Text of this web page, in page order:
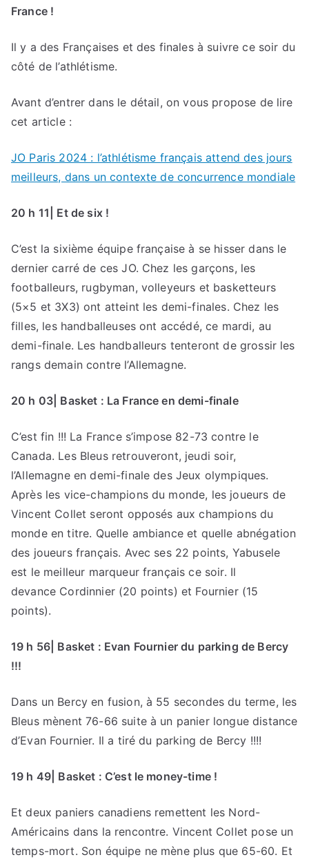
France !
Il y a des Françaises et des finales à suivre ce soir du
côté de l’athlétisme.
Avant d’entrer dans le détail, on vous propose de lire
cet article :
JO Paris 2024 : l’athlétisme français attend des jours
meilleurs, dans un contexte de concurrence mondiale
20 h 11| Et de six !
C’est la sixième équipe française à se hisser dans le
dernier carré de ces JO. Chez les garçons, les
footballeurs, rugbyman, volleyeurs et basketteurs
(5×5 et 3X3) ont atteint les demi-finales. Chez les
filles, les handballeuses ont accédé, ce mardi, au
demi-finale. Les handballeurs tenteront de grossir les
rangs demain contre l’Allemagne.
20 h 03| Basket : La France en demi-finale
C’est fin !!! La France s’impose 82-73 contre le
Canada. Les Bleus retrouveront, jeudi soir,
l’Allemagne en demi-finale des Jeux olympiques.
Après les vice-champions du monde, les joueurs de
Vincent Collet seront opposés aux champions du
monde en titre. Quelle ambiance et quelle abnégation
des joueurs français. Avec ses 22 points, Yabusele
est le meilleur marqueur français ce soir. Il
devance Cordinnier (20 points) et Fournier (15
points).
19 h 56| Basket : Evan Fournier du parking de Bercy
!!!
Dans un Bercy en fusion, à 55 secondes du terme, les
Bleus mènent 76-66 suite à un panier longue distance
d’Evan Fournier. Il a tiré du parking de Bercy !!!!
19 h 49| Basket : C’est le money-time !
Et deux paniers canadiens remettent les Nord-
Américains dans la rencontre. Vincent Collet pose un
temps-mort. Son équipe ne mène plus que 65-60. Et